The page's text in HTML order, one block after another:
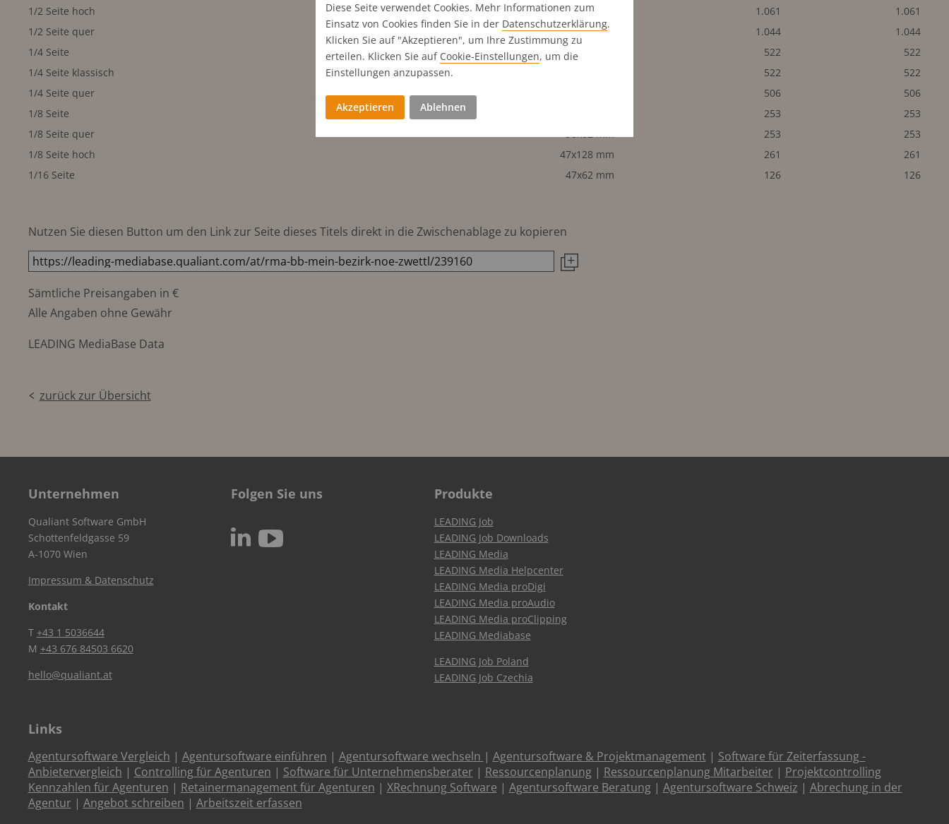
1/2 Seite hoch
98x260 mm 1.061
1.061
1/2 Seite quer
200x128 mm 1.044
1.044
1/4 Seite
99x128 mm 522
522
1/4 Seite klassisch
522
522
1/4 Seite quer
506
506
1/8 Seite
253
253
1/8 Seite quer
98x62 mm 253
253
1/8 Seite hoch
47x128 mm 261
261
1/16 Seite
47x62 mm 126 126
Nutzen Sie diesen Button um den Link zur Seite dieses Titels direkt in die Zwischenablage zu kopieren
Sämtliche Preisangaben in €
Alle Angaben ohne Gewähr
LEADING MediaBase Data
zurück zur Übersicht
Unternehmen
Qualiant Software GmbH
Schottenfeldgasse 59
A-1070 Wien
Impressum & Datenschutz
Kontakt
T +43 1 5036644
M +43 676 84503 6620
hello@qualiant.at
Folgen Sie uns
N c
Produkte
LEADING Job
LEADING Job Downloads
LEADING Media
LEADING Media Helpcenter
LEADING Media proDigi
LEADING Media proAudio
LEADING Media proClipping
LEADING Mediabase
LEADING Job Poland
LEADING Job Czechia
Links
Agentursoftware Vergleich | Agentursoftware einführen | Agentursoftware wechseln | Agentursoftware & Projektmanagement| Software für Zeiterfassung -
Anbietervergleich | Controlling für Agenturen | Software für Unternehmensberater | Ressourcenplanung| Ressourcenplanung Mitarbeiter | Projektcontrolling
Kennzahlen für Agenturen | Retainermanagement für Agenturen | XRechnung Software | Agentursoftware Beratung| Agentursoftware Schweiz | Abrechung in der
Agentur | Angebot schreiben | Arbeitszeit erfassen
Diese Seite verwendet Cookies. Mehr Informationen zum
Einsatz von Cookies finden Sie in der Datenschutz­erklärung.
Klicken Sie auf "Akzeptieren", um Ihre Zustimmung zu
erteilen. Klicken Sie auf Cookie-Einstellungen, um die
Einstellungen anzupassen.
Akzeptieren Ablehnen